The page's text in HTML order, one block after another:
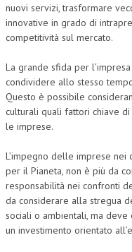
nuovi servizi, trasformare
innovative in grado di
competitività sul mercato.
La grande sfida per
condividere allo stesso
Questo è possibile
culturali quali fattori chiave
le imprese.
L’impegno delle imprese
per il Pianeta, non è più da
responsabilità nei confronti
da considerare alla stregua
sociali o ambientali, ma
un investimento orientato